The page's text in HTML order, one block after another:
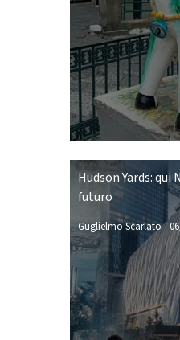
Hudson Yards: qui
futuro
Guglielmo Scarlato-